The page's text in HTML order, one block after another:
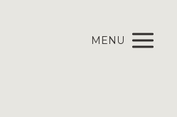
MENU